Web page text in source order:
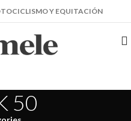
Y EQUITACIÓN
50